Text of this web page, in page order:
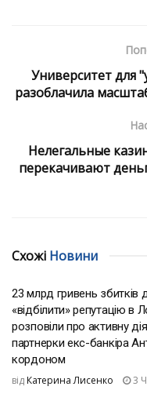
Университет для
разоблачила
Нелегальные
перекачивают
Схожі Новини
23 млрд гривень збитків
«відбілити» репутацію в
розповіли про активну
партнерки екс-банкіра
кордоном
від Катерина Лисенко 3